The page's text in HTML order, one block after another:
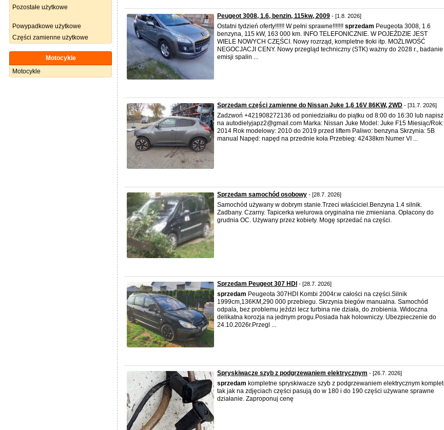
Pozostałe użytkowe
Powypadkowe użytkowe
Części zamienne użytkowe
Motocykle
Motocykle
Peugeot 3008, 1.6, benzin, 115kw, 2009 - [1.8. 2026]
Ostatni tydzień oferty!!!!!! W pełni sprawne!!!!!!! sprzedam Peugeota 3008, 1.6
benzyna, 115 kW, 163 000 km. INFO TELEFONICZNIE. W POJEŹDZIE JEST
WIELE NOWYCH CZĘŚCI. Nowy rozrząd, kompletne tłoki itp. MOŻLIWOŚĆ
NEGOCJACJI CENY. Nowy przegląd techniczny (STK) ważny do 2028 r., badanie
emisji spalin ...
Sprzedam części zamienne do Nissan Juke 1,6 16V 86KW, 2WD - [31.7. 2026]
Zadzwoń +421908272136 od poniedziałku do piątku od 8:00 do 16:30 lub napisz
na autodielyjapz2@gmail.com Marka: Nissan Juke Model: Juke F15 Miesiąc/Rok:
2014 Rok modelowy: 2010 do 2019 przed liftem Paliwo: benzyna Skrzynia: 5B
manual Napęd: napęd na przednie koła Przebieg: 42438km Numer VI ...
Sprzedam samochód osobowy - [28.7. 2026]
Samochód używany w dobrym stanie.Trzeci właściciel.Benzyna 1.4 silnik.
Zadbany. Czarny. Tapicerka welurowa oryginalna nie zmieniana. Opłacony do
grudnia OC. Używany przez kobiety. Mogę sprzedać na części.
Sprzedam Peugeot 307 HDI - [28.7. 2026]
sprzedam Peugeota 307HDI Kombi 2004r.w całości na części.Silnik
1999cm,136KM,290 000 przebiegu. Skrzynia biegów manualna. Samochód
odpala, bez problemu jeździ lecz turbina nie działa, do zrobienia. Widoczna
delikatna korozja na jednym progu.Posiada hak holowniczy. Ubezpieczenie do
24.10.2026r.Przegl ...
Spryskiwacze szyb z podgrzewaniem elektrycznym - [26.7. 2026]
sprzedam kompletne spryskiwacze szyb z podgrzewaniem elektrycznym komplet
tak jak na zdjęciach części pasują do w 180 i do 190 części używane sprawne
działanie. Zaproponuj cenę